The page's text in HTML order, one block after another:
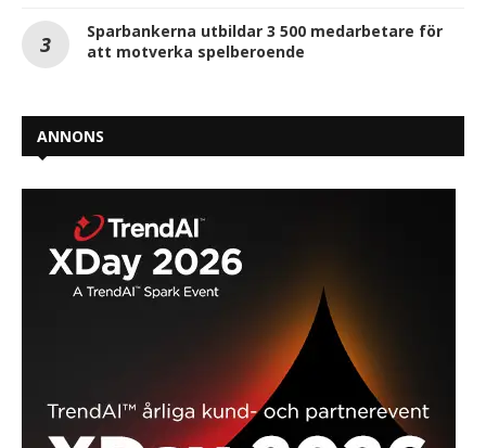
Sparbankerna utbildar 3 500 medarbetare för
att motverka spelberoende
ANNONS